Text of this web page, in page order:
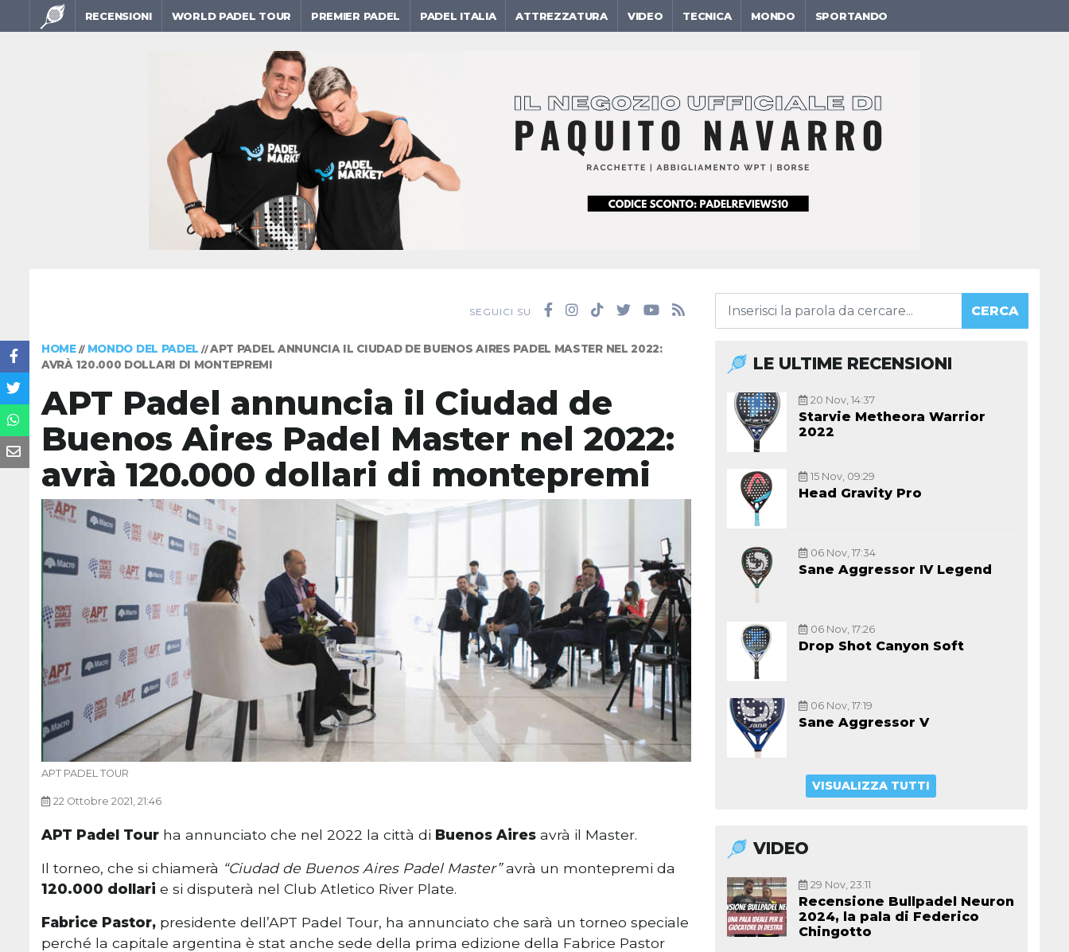
RECENSIONI WORLD PADEL TOUR PREMIER PADEL PADEL ITALIA ATTREZZATURA VIDEO TECNICA MONDO SPORTANDO
SEGUICI SU CERCA
HOME// MONDO DEL PADEL //APT PADEL ANNUNCIA IL CIUDAD DE BUENOS AIRES PADEL MASTER NEL 2022:
AVRÀ 120.000 DOLLARI DI MONTEPREMI
APT Padel annuncia il Ciudad de
Buenos Aires Padel Master nel 2022:
avrà 120.000 dollari di montepremi
APT PADEL TOUR
22 Ottobre 2021, 21:46
APT Padel Tour ha annunciato che nel 2022 la città di Buenos Aires avrà il Master.
Il torneo, che si chiamerà “Ciudad de Buenos Aires Padel Master”avrà un montepremi da
120.000 dollari e si disputerà nel Club Atletico River Plate.
Fabrice Pastor, presidente dell’APT Padel Tour, ha annunciato che sarà un torneo speciale
perché la capitale argentina è stat anche sede della prima edizione della Fabrice Pastor
LE ULTIME RECENSIONI
20 Nov, 14:37
Starvie Metheora Warrior
2022
15 Nov, 09:29
Head Gravity Pro
06 Nov, 17:34
Sane Aggressor IV Legend
06 Nov, 17:26
Drop Shot Canyon Soft
06 Nov, 17:19
Sane Aggressor V
VISUALIZZA TUTTI
VIDEO
29 Nov, 23:11
Recensione Bullpadel Neuron
2024, la pala di Federico
Chingotto